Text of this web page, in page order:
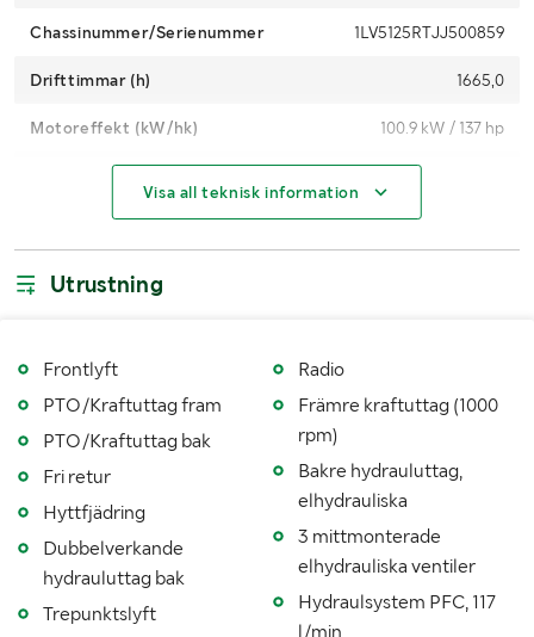
Chassinummer/Serienummer 1LV5125RTJJ500859
Drifttimmar (h) 1665,0
Motoreffekt (kW/hk) 100.9 kW / 137 hp
Maxhastighet (km/h)
Drivmedel
AdBlue Finns ej (avgasfilter)
Fordonsstatus
Senaste godkända besiktning 20180523
Importerad Nej
Visa all teknisk information
Utrustning
Frontlyft
PTO/Kraftuttag fram
PTO/Kraftuttag bak
Fri retur
Hyttfjädring
Dubbelverkande
hydrauluttag bak
Trepunktslyft
Radio
Främre kraftuttag (1000
rpm)
Bakre hydrauluttag,
elhydrauliska
3 mittmonterade
elhydrauliska ventiler
Hydraulsystem PFC, 117
l/min